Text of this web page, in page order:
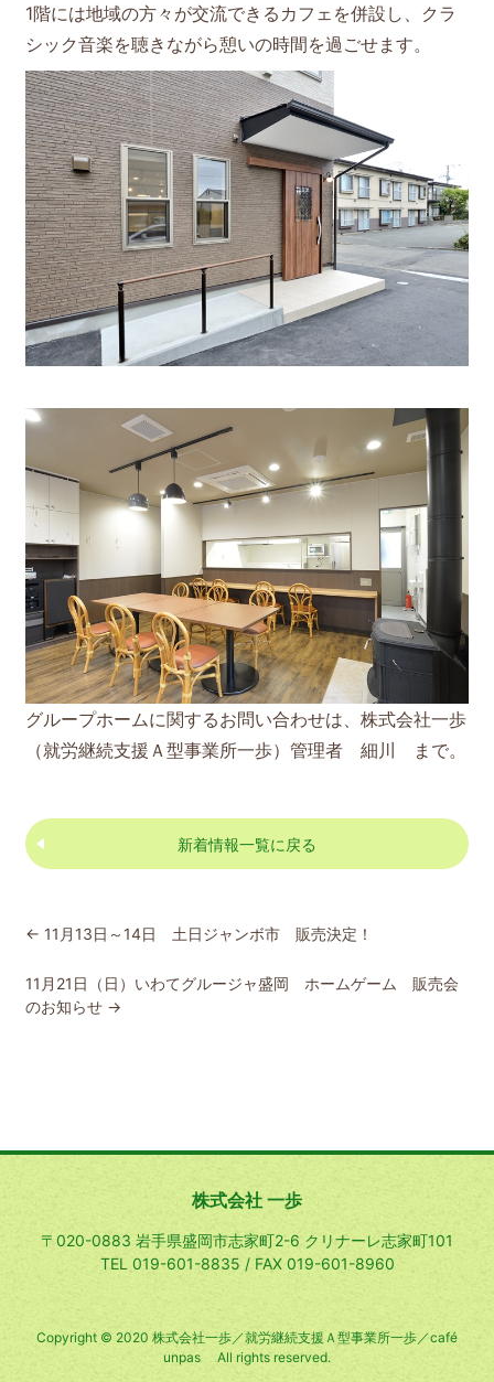
1階には地域の方々が交流できるカフェを併設し、クラ
シック音楽を聴きながら憩いの時間を過ごせます。
グループホームに関するお問い合わせは、株式会社一歩
（就労継続支援Ａ型事業所一歩）管理者 細川 まで。
新着情報一覧に戻る
← 11月13日～14日 土日ジャンボ市 販売決定！
11月21日（日）いわてグルージャ盛岡 ホームゲーム 販売会
のお知らせ →
株式会社 一歩
〒020-0883 岩手県盛岡市志家町2-6 クリナーレ志家町101
TEL 019-601-8835 / FAX 019-601-8960
Copyright © 2020 株式会社一歩／就労継続支援Ａ型事業所一歩／café
unpas All rights reserved.